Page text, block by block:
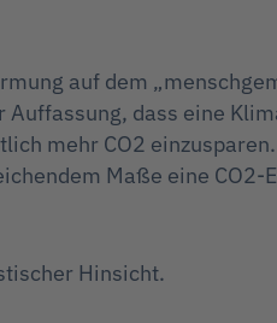
auf dem
dass eine
mehr CO2
Maße eine CO2-
Hinsicht.